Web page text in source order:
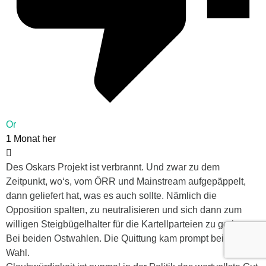
Or
1 Monat her
Des Oskars Projekt ist verbrannt. Und zwar zu dem
Zeitpunkt, wo‘s, vom ÖRR und Mainstream aufgepäppelt,
dann geliefert hat, was es auch sollte. Nämlich die
Opposition spalten, zu neutralisieren und sich dann zum
willigen Steigbügelhalter für die Kartellparteien zu gerieren.
Bei beiden Ostwahlen. Die Quittung kam prompt bei der BT-
Wahl.